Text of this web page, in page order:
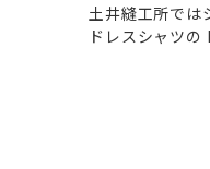
土井縫工所では
ドレスシャツの